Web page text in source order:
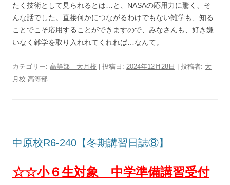
たく技術として見られるとは…と、NASAの応用力に驚く、そ
んな話でした。直接何かにつながるわけでもない雑学も、知る
ことでこそ応用することができますので、みなさんも、好き嫌
いなく雑学を取り入れれてくれれば…なんて。
カテゴリー: 高等部 大月校 | 投稿日: 2024年12月28日 | 投稿者: 大
月校 高等部
中原校R6-240【冬期講習日誌⑧】
☆☆小６生対象 中学準備講習受付